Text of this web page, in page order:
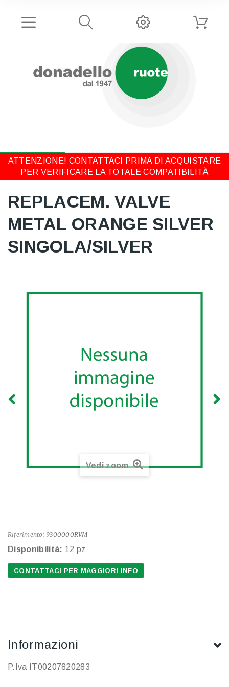
ATTENZIONE! CONTATTACI PRIMA DI ACQUISTARE
PER VERIFICARE LA TOTALE COMPATIBILITÀ
REPLACEM. VALVE
METAL ORANGE SILVER
SINGOLA/SILVER
Vedi zoom
Riferimento: 9300000RVM
Disponibilità: 12 pz
CONTATTACI PER MAGGIORI INFO
Informazioni
P.Iva IT00207820283